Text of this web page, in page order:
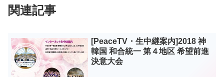
関連記事
[PeaceTV・生中継案内]2018 神
韓国 和合統一 第４地区 希望前進
決意大会